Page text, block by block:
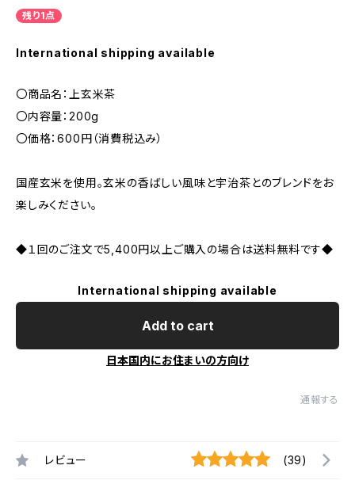
残り1点
International shipping available
〇商品名：上玄米茶
〇内容量：200g
〇価格：600円（消費税込み）
国産玄米を使用。玄米の香ばしい風味と宇治茶とのブレンドをお
楽しみください。
◆１回のご注文で5,400円以上ご購入の場合は送料無料です◆
International shipping available
Add to cart
日本国内にお住まいの方向け
通報する
レビュー (39)